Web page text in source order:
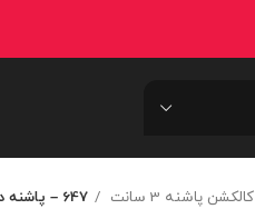
کالکشن پاشنه 3 سانت 647 – پاشنه دورکاب حصيري کوتاه 647